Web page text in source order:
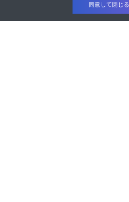
同意して閉じる